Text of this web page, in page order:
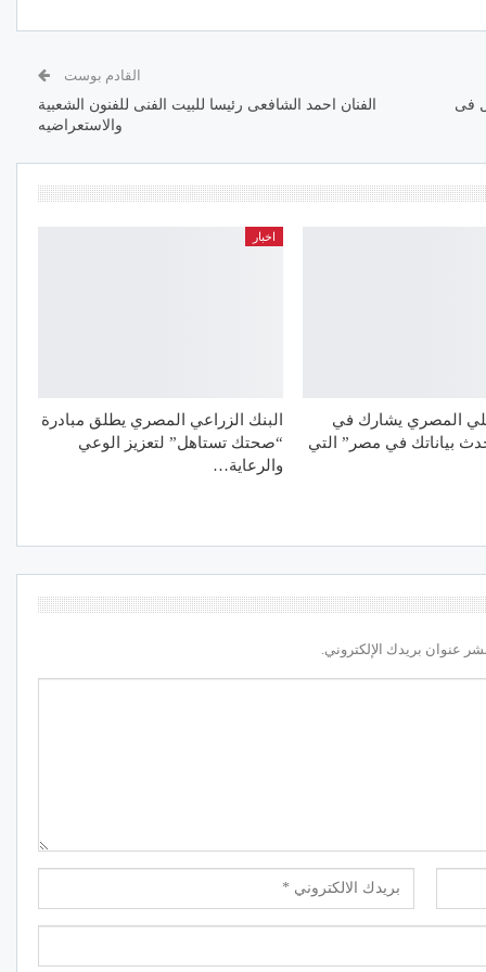
فى
القادم بوست
الفنان احمد الشافعى رئيسا للبيت الفنى للفنون الشعبية
والاستعراضيه
المصري يشارك في
بياناتك في مصر” التي
اخبار
البنك الزراعي المصري يطلق مبادرة
“صحتك تستاهل” لتعزيز الوعي
والرعاية…
عنوان بريدك الإلكتروني.